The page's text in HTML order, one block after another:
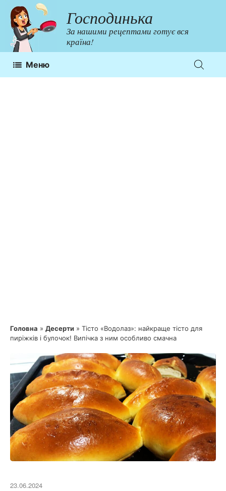
Перейти
до
контенту
Господинька
За нашими рецептами готує вся
країна!
Меню
Головна » Десерти » Тісто «Водолаз»: найкраще тісто для
пиріжків і булочок! Випічка з ним особливо смачна
23.06.2024